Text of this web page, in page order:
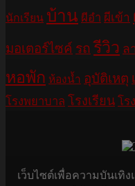
นักเรียน บ้าน ผีอำ ผีเข้า
มอเตอร์ไซค์ รถ รีวิว ล
หอพัก ห้องน้ำ อุบัติเหตุ
โรงพยาบาล โรงเรียน โร
เว็บไซต์เพื่อความบันเทิ